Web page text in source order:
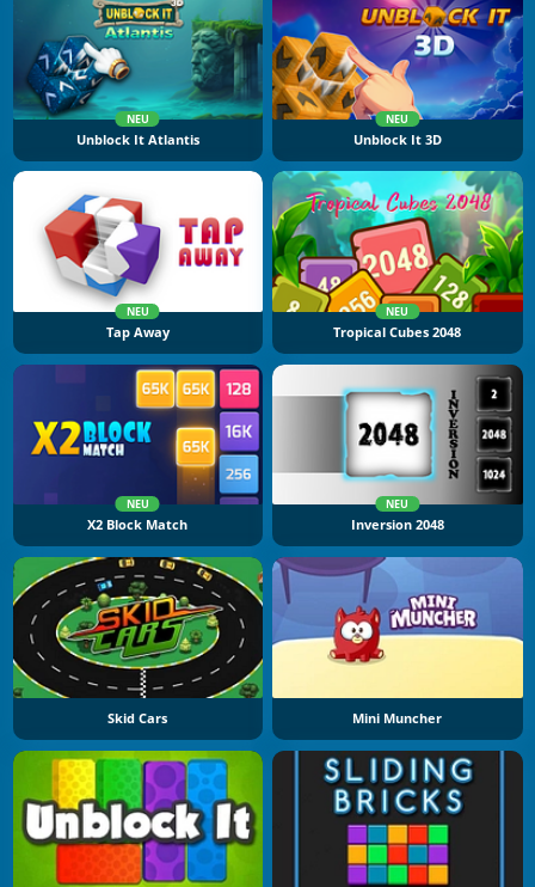
NEU
Unblock It Atlantis
NEU
Unblock It 3D
NEU
Tap Away
NEU
Tropical Cubes 2048
NEU
X2 Block Match
NEU
Inversion 2048
Skid Cars Mini Muncher